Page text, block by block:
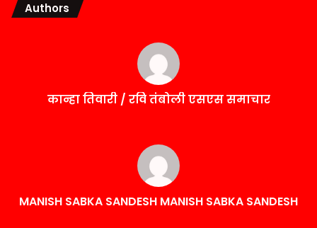
Authors
कान्हा तिवारी / रवि तंबोली एसएस समाचार
MANISH SABKA SANDESH MANISH SABKA SANDESH